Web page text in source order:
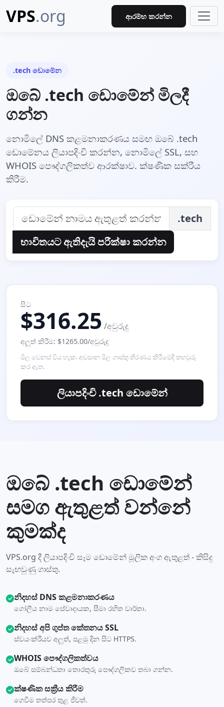
VPS.org ආරම්භ කරන්න
.tech ඩොමේන
ඔබේ .tech ඩොමේන් මිලදී
ගන්න
නොමිලේ DNS කළමනාකරණය සමඟ ඔබේ .tech
ඩොමේනය ලියාපදිංචි කරන්න, නොමිලේ SSL, සහ
WHOIS පෞද්ගලිකත්ව ආරක්ෂාව. ක්ෂණික සක්රීය
කිරීම.
.tech
භාවිතයට ඇතිදැයි පරීක්ෂා කරන්න
සිට
$316.25 /අවුරුදු
අලුත් කිරීම: $1265.00/අවුරුදු
මිල වෙනස් විය හැක. අවසාන මිල ගාස්තු තීරණය කිරීමේදී තහවුරු
කර ඇත.
ලියාපදිංචි .tech ඩොමේන්
ඔබේ .tech ඩොමේන්
සමග ඇතුළත් වන්නේ
කුමක්ද
VPS.org දී ලියාපදිංචි සෑම ඩොමේන් මූලික අංග ඇතුළත් - කිසිදු
සැඟවුණු ගාස්තු.
නිදහස් DNS කළමනාකරණය
ගෝලීය නාම සේවාදායක, සීමා රහිත වාර්තා.
නිදහස් අපි ගුප්ත කේතනය SSL
ස්වයංක්රීයව අලුත්, පළමු දින සිට HTTPS.
WHOIS පෞද්ගලිකත්වය
ඔබේ සම්බන්ධතා තොරතුරු පෞද්ගලිකව තබා ගන්න.
ක්ෂණික සක්‍රීය කිරීම
ගෙවීම තත්පර තුළ ජීවත්.